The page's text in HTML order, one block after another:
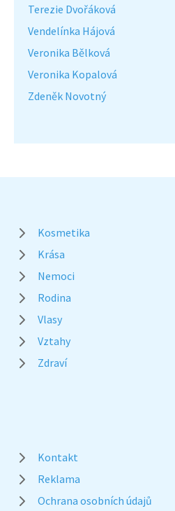
Terezie Dvořáková
Vendelínka Hájová
Veronika Bělková
Veronika Kopalová
Zdeněk Novotný
Kosmetika
Krása
Nemoci
Rodina
Vlasy
Vztahy
Zdraví
Kontakt
Reklama
Ochrana osobních údajů